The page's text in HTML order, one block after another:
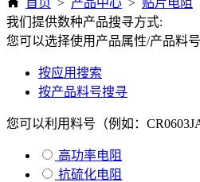
首页 > 产品中心 > 贴片电阻
我们提供数种产品搜寻方式:
您可以选择使用产品属性/产品料
按应用搜索
按产品料号搜寻
您可以利用料号（例如：
高功率电阻
抗硫化电阻